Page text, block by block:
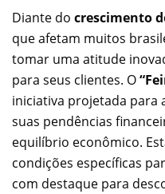
Diante do crescimento
que afetam muitos
tomar uma atitude
para seus clientes. O
iniciativa projetada para
suas pendências
equilíbrio econômico.
condições específicas
com destaque para